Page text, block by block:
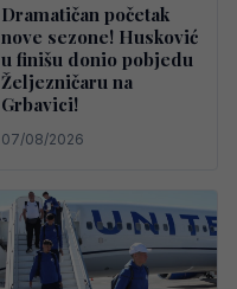
Dramatičan početak
nove sezone! Husković
u finišu donio pobjedu
Željezničaru na
Grbavici!
07/08/2026